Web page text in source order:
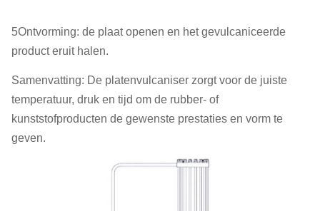
5Ontvorming: de plaat openen en het gevulcaniceerde
product eruit halen.
Samenvatting: De platenvulcaniser zorgt voor de juiste
temperatuur, druk en tijd om de rubber- of
kunststofproducten de gewenste prestaties en vorm te
geven.